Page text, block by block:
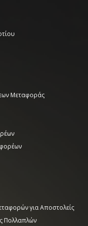
Μεταφοράς
για Αποστολείς
Πολλαπλών